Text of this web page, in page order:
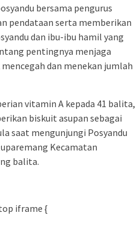
bersama pengurus
pendataan serta memberikan
dan ibu-ibu hamil yang
pentingnya menjaga
dan menekan jumlah
vitamin A kepada 41 balita,
biskuit asupan sebagai
saat mengunjungi Posyandu
Kecamatan
balita.
iframe {